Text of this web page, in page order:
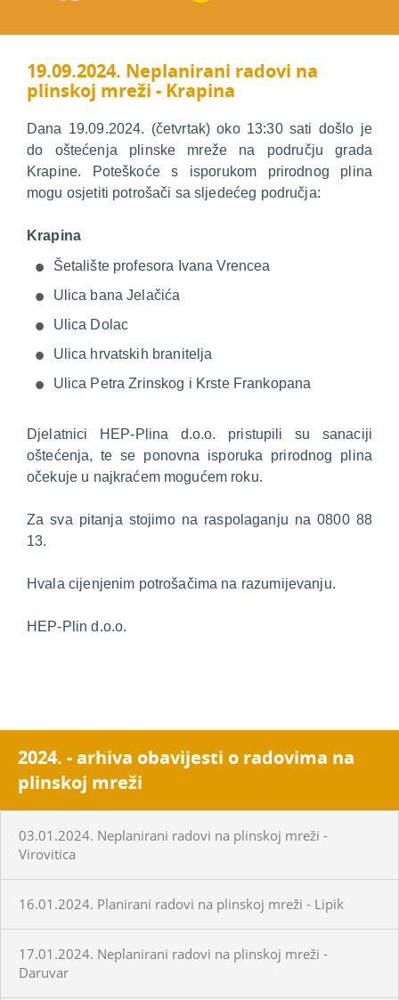
19.09.2024. Neplanirani radovi na
plinskoj mreži - Krapina
Dana 19.09.2024. (četvrtak) oko 13:30 sati došlo je
do oštećenja plinske mreže na području grada
Krapine. Poteškoće s isporukom prirodnog plina
mogu osjetiti potrošači sa sljedećeg područja:
Krapina
Šetalište profesora Ivana Vrencea
Ulica bana Jelačića
Ulica Dolac
Ulica hrvatskih branitelja
Ulica Petra Zrinskog i Krste Frankopana
Djelatnici HEP-Plina d.o.o. pristupili su sanaciji
oštećenja, te se ponovna isporuka prirodnog plina
očekuje u najkraćem mogućem roku.
Za sva pitanja stojimo na raspolaganju na 0800 88
13.
Hvala cijenjenim potrošačima na razumijevanju.
HEP-Plin d.o.o.
2024. - arhiva obavijesti o radovima na
plinskoj mreži
03.01.2024. Neplanirani radovi na plinskoj mreži -
Virovitica
16.01.2024. Planirani radovi na plinskoj mreži - Lipik
17.01.2024. Neplanirani radovi na plinskoj mreži -
Daruvar